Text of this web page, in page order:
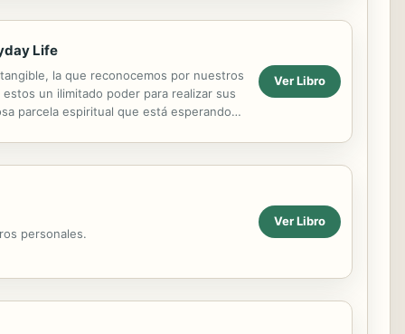
Life
la que reconocemos por nuestros
un ilimitado poder para realizar sus
parcela espiritual que está esperando
Ver Libro
personales.
Ver Libro